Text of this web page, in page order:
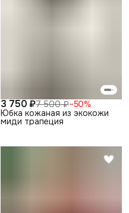
3 750 ₽7 500 ₽−50%
Юбка кожаная из экокожи
миди трапеция